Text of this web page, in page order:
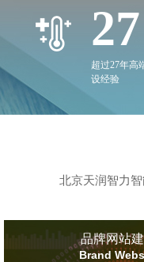
27
超过27年高
设经验
北京天润智力
品牌网站
Brand